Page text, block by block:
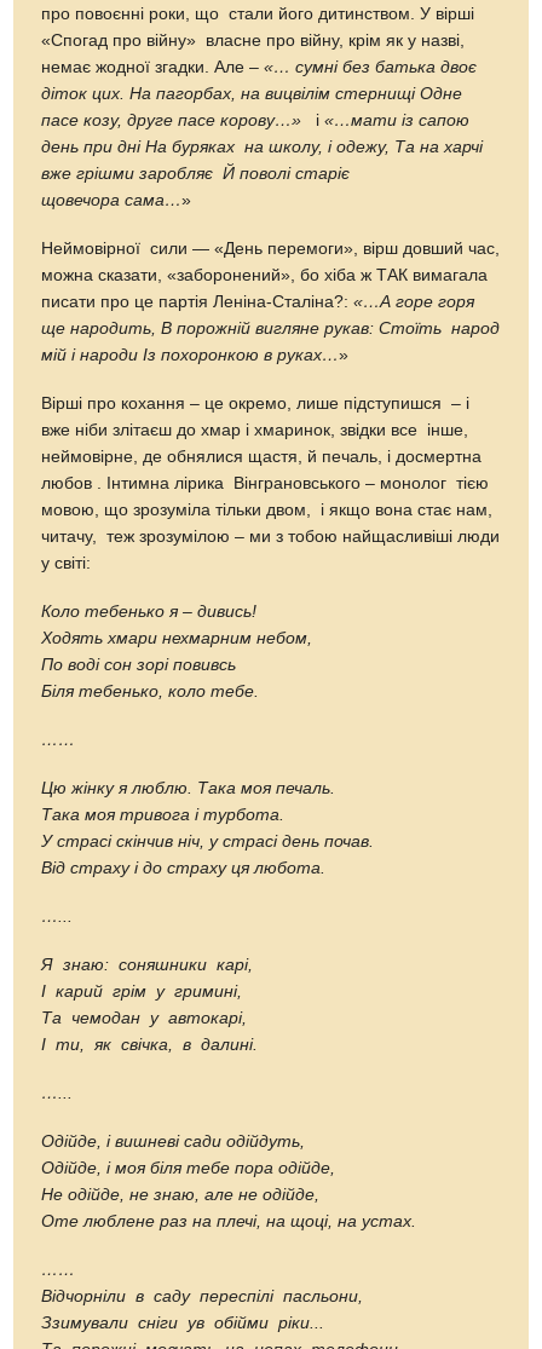
про повоєнні роки, що стали його дитинством. У вірші
«Спогад про війну» власне про війну, крім як у назві,
немає жодної згадки. Але –«… сумні без батька двоє
діток цих. На пагорбах, на вицвілім стернищі Одне
пасе козу, друге пасе корову…»
і«…мати із сапою
день при дні На буряках на школу, і одежу, Та на харчі
вже грішми заробляє Й поволі старіє
щовечора сама…»
Неймовірної сили — «День перемоги», вірш довший час,
можна сказати, «заборонений», бо хіба ж ТАК вимагала
писати про це партія Леніна-Сталіна?:«…А горе горя
ще народить, В порожній вигляне рукав: Стоїть народ
мій і народи Із похоронкою в руках…»
Вірші про кохання – це окремо, лише підступишся – і
вже ніби злітаєш до хмар і хмаринок, звідки все інше,
неймовірне, де обнялися щастя, й печаль, і досмертна
любов . Інтимна лірика Вінграновського – монолог тією
мовою, що зрозуміла тільки двом, і якщо вона стає нам,
читачу, теж зрозумілою – ми з тобою найщасливіші люди
у світі:
Коло тебенько я – дивись!
Ходять хмари нехмарним небом,
По воді сон зорі повивсь
Біля тебенько, коло тебе.
……
Цю жінку я люблю. Така моя печаль.
Така моя тривога і турбота.
У страсі скінчив ніч, у страсі день почав.
Від страху і до страху ця любота.
…...
Я знаю: соняшники карі,
І карий грім у гримині,
Та чемодан у автокарі,
І ти, як свічка, в далині.
…...
Одійде, і вишневі сади одійдуть,
Одійде, і моя біля тебе пора одійде,
Не одійде, не знаю, але не одійде,
Оте люблене раз на плечі, на щоці, на устах.
……
Відчорніли в саду переспілі пасльони,
Ззимували сніги ув обійми ріки...